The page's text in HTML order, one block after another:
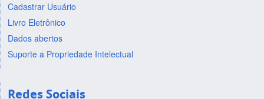
Cadastrar Usuário
Livro Eletrônico
Dados abertos
Suporte a Propriedade Intelectual
Redes Sociais